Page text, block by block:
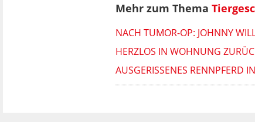
Mehr zum Thema
NACH TUMOR-OP: JOHNNY
HERZLOS IN WOHNUNG
AUSGERISSENES RENNPFERD